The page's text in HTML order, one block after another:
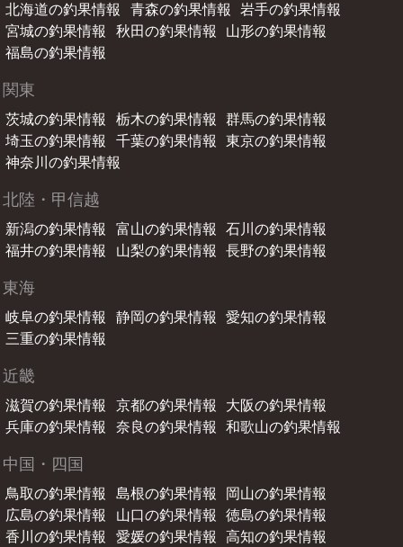
北海道の釣果情報 青森の釣果情報
岩手の釣果情報
宮城の釣果情報
秋田の釣果情報
山形の釣果情報
福島の釣果情報
関東
茨城の釣果情報 栃木の釣果情報
群馬の釣果情報
埼玉の釣果情報
千葉の釣果情報
東京の釣果情報
神奈川の釣果情報
北陸・甲信越
新潟の釣果情報 富山の釣果情報
石川の釣果情報
福井の釣果情報
山梨の釣果情報 長野の釣果情報
東海
岐阜の釣果情報 静岡の釣果情報
愛知の釣果情報
三重の釣果情報
近畿
滋賀の釣果情報 京都の釣果情報
大阪の釣果情報
兵庫の釣果情報
奈良の釣果情報 和歌山の釣果情報
中国・四国
鳥取の釣果情報 島根の釣果情報
岡山の釣果情報
広島の釣果情報
山口の釣果情報
徳島の釣果情報
香川の釣果情報
愛媛の釣果情報 高知の釣果情報